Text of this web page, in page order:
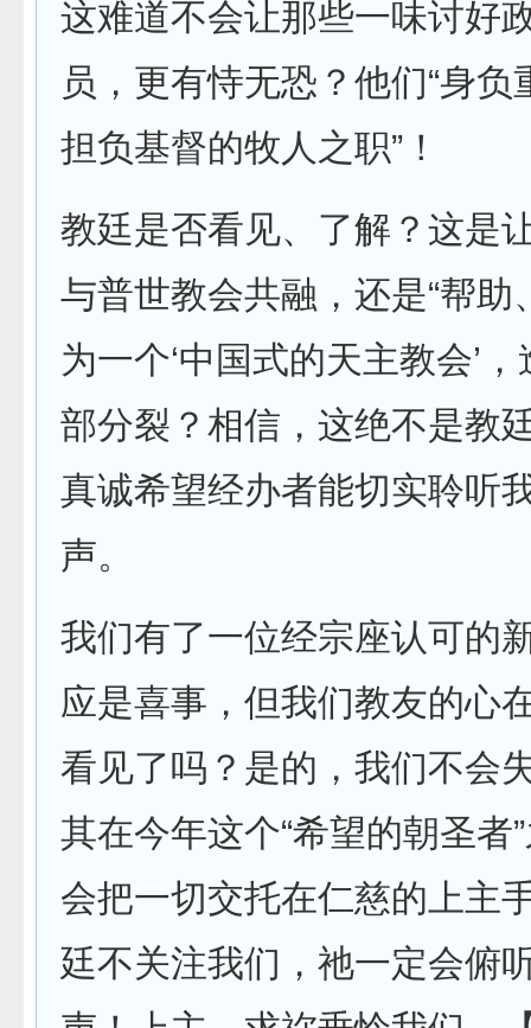
这难道不会让那些一味讨好
员，更有恃无恐？他们“身负
担负基督的牧人之职”！
教廷是否看见、了解？这是
与普世教会共融，还是“帮助
为一个‘中国式的天主教会’
部分裂？相信，这绝不是教
真诚希望经办者能切实聆听
声。
我们有了一位经宗座认可的
应是喜事，但我们教友的心
看见了吗？是的，我们不会
其在今年这个“希望的朝圣者
会把一切交托在仁慈的上主
廷不关注我们，祂一定会俯